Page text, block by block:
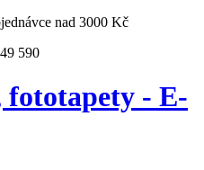
nad 3000 Kč
590
fototapety - E-